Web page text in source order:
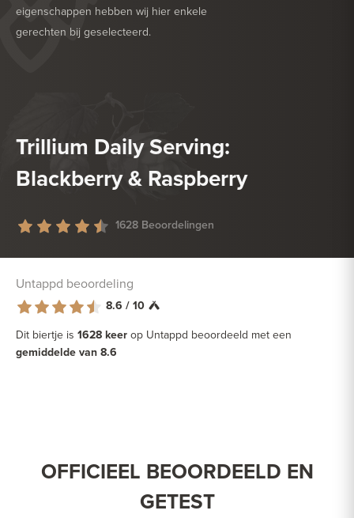
eigenschappen hebben wij hier enkele
gerechten bij geselecteerd.
HEERLIJK BIJ
Trillium Daily Serving:
Blackberry & Raspberry
1628 Beoordelingen
Untappd beoordeling
8.6 / 10
Dit biertje is 1628 keer op Untappd beoordeeld met een
gemiddelde van 8.6
OFFICIEEL BEOORDEELD EN
GETEST